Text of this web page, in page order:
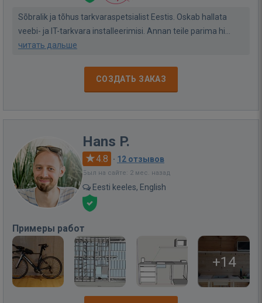
Sõbralik ja tõhus tarkvaraspetsialist Eestis. Oskab hallata
veebi- ja IT-tarkvara installeerimisi. Annan teile parima hi...
читать дальше
СОЗДАТЬ ЗАКАЗ
Hans P.
4.8 · 12 отзывов
Был на сайте: 2 мес. назад
Eesti keeles, English
Примеры работ
+14